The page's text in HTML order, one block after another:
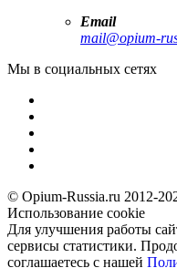
Email
mail@opium-
Мы в социальных сетях
© Opium-Russia.ru 2012-
Использование cookie
Для улучшения работы
сервисы статистики.
соглашаетесь с нашей